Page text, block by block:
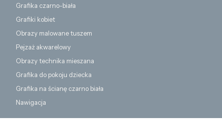
Grafika czarno-biała
Grafiki kobiet
Obrazy malowane tuszem
Pejzaż akwarelowy
Obrazy technika mieszana
Grafika do pokoju dziecka
Grafika na ścianę czarno biała
Nawigacja